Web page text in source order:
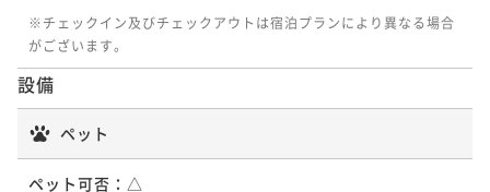
※チェックイン及びチェックアウトは宿泊プランにより異なる場合
がございます。
設備
ペット
ペット可否： △